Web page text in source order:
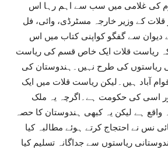
کی غلامی میں سب سے اہم رہا اس
کے وزیر خارجہ مسٹرڈی، وائی، فل
دسمبر1947ء کے دیوان سے گفگو کواپنی کتاب میں اس
کہ ریاست قلات ایک خاص قسم کی ریاست
ریاستوں کی طرح نہیں۔ہندوستان کی
آباد ہیں۔لیکن ریاست قلات میں ایک
اسی کی حکومت ہے۔اگرچہ یہ ملک
ہے لیکن یہ کبھی ہندوستان کا حصہ
نس نے احتجاج کرتے ہوئے مطالبہ کیا
ریاستوں سے جداگانہ تسلیم کیا